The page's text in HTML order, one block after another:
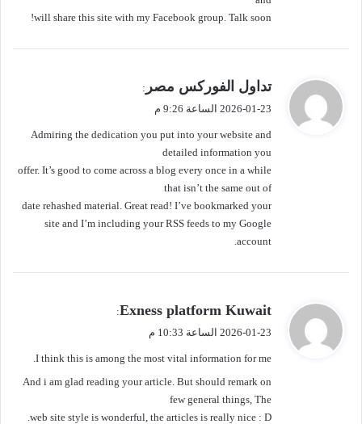
will share this site with my Facebook group. Talk soon!
ي
ل
تداول الفوركس مصر :
2026-01-23 الساعة 9:26 م
Admiring the dedication you put into your website and
detailed information you
offer. It’s good to come across a blog every once in a while
that isn’t the same out of
date rehashed material. Great read! I’ve bookmarked your
site and I’m including your RSS feeds to my Google
account.
ي
ل
Exness platform Kuwait
:
2026-01-23 الساعة 10:33 م
I think this is among the most vital information for me.
And i am glad reading your article. But should remark on
few general things, The
web site style is wonderful, the articles is really nice : D.